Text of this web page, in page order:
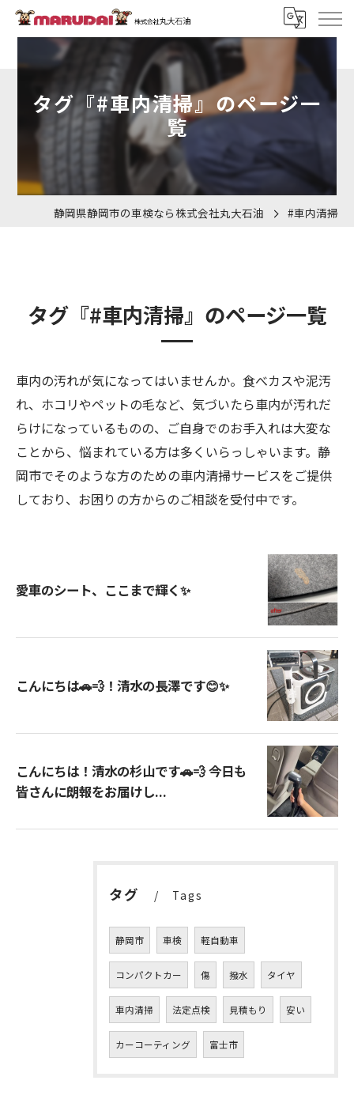
タグ『#車内清掃』のページ一
覧
静岡県静岡市の車検なら株式会社丸大石油 #車内清掃
タグ『#車内清掃』のページ一覧
車内の汚れが気になってはいませんか。食べカスや泥汚
れ、ホコリやペットの毛など、気づいたら車内が汚れだ
らけになっているものの、ご自身でのお手入れは大変な
ことから、悩まれている方は多くいらっしゃいます。静
岡市でそのような方のための車内清掃サービスをご提供
しており、お困りの方からのご相談を受付中です。
愛車のシート、ここまで輝く✨
こんにちは🚗💨！清水の長澤です😊✨
こんにちは！清水の杉山です🚗💨 今日も
皆さんに朗報をお届けし...
タグ Tags
静岡市 車検 軽自動車
コンパクトカー 傷 撥水 タイヤ
車内清掃 法定点検 見積もり 安い
カーコーティング 富士市